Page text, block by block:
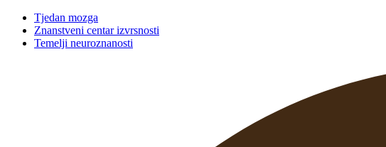
Tjedan mozga
Znanstveni centar izvrsnosti
Temelji neuroznanosti